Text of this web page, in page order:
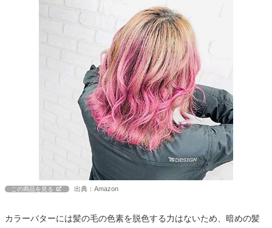
この商品を見る 出典：Amazon
カラーバターには髪の毛の色素を脱色する力はないため、暗めの髪